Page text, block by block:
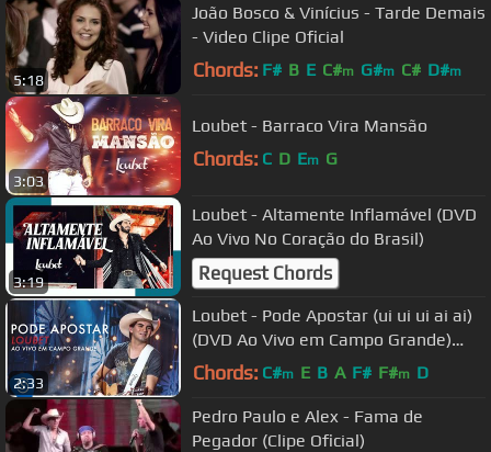
5:18
João Bosco & Vinícius - Tarde Demais
- Video Clipe Oficial
Chords: F# B E C#m G#m C# D#m
3:03
Loubet - Barraco Vira Mansão
Chords: C D Em G
3:19
Loubet - Altamente Inflamável (DVD
Ao Vivo No Coração do Brasil)
Request Chords
2:33
Loubet - Pode Apostar (ui ui ui ai ai)
(DVD Ao Vivo em Campo Grande)
[OFICIAL]
Chords: C#m E B A F# F#m D
Pedro Paulo e Alex - Fama de
Pegador (Clipe Oficial)